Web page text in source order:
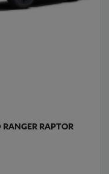
RANGER RAPTOR